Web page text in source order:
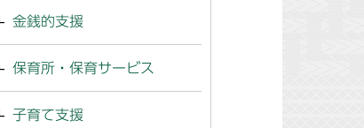
金銭的支援
保育所・保育サービス
子育て支援